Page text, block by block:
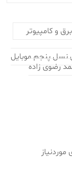
و کامپیوتر
نسل پنجم موبایل
رضوی زاده